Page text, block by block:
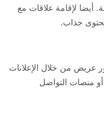
أيضا لإقامة علاقات مع
جذاب.
عريض من خلال الإعلانات
منصات التواصل